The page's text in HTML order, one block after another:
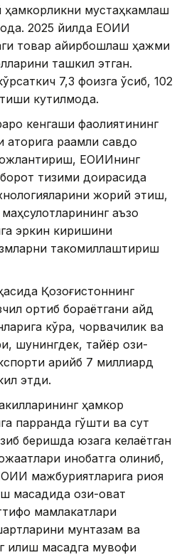
ҳамкорликни мустаҳкамлаш
2025 йилда ЕОИИ
товар айирбошлаш ҳажми
ташкил этган.
7,3 фоизга ўсиб, 102
кутилмоқда.
кенгаши фаолиятининг
рақамли савдо
ЕОИИнинг
тизими доирасида
жорий этиш,
маҳсулотларининг аъзо
эркин киришини
такомиллаштириш
Қозоғистоннинг
ортиб бораётгани қайд
кўра, чорвачилик ва
шунингдек, тайёр озиқ-
қарийб 7 миллиард
этди.
ҳамкор
парранда гўшти ва сут
беришда юзага келаётган
инобатга олиниб,
мажбуриятларига риоя
озиқ-овқат
мамлакатлари
мунтазам ва
мақсадга мувофиқ